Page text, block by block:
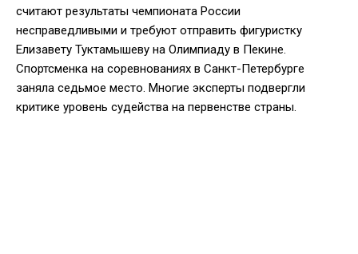
считают результаты чемпионата России
несправедливыми и требуют отправить фигуристку
Елизавету Туктамышеву на Олимпиаду в Пекине.
Спортсменка на соревнованиях в Санкт-Петербурге
заняла седьмое место. Многие эксперты подвергли
критике уровень судейства на первенстве страны.